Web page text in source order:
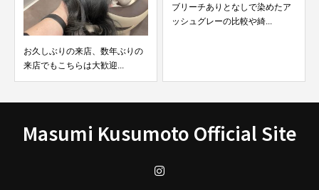
ブリーチありとなしで染めたア
ッシュグレーの比較や綺...
ブリーチした髪にパーマして失
敗した髪を直します。
Masumi Kusumoto Official Site